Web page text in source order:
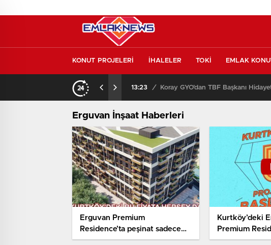
KONUT PROJELERİ İHALELER TOKİ EMLAK
13:23 / Koray GYO’dan TBF Başkanı
Erguvan İnşaat Haberleri
Erguvan Premium
Residence’ta peşinat sadece
yüzde 5
Kurtköy’deki
Premium
çıktı